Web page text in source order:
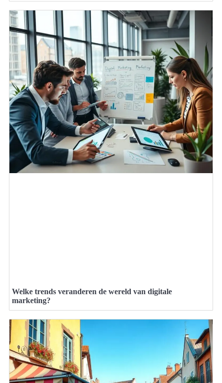
Welke trends veranderen de wereld van digitale
marketing?